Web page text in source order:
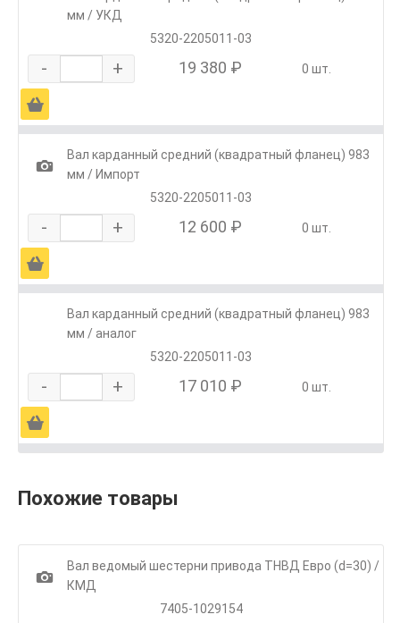
мм / УКД
5320-2205011-03
- + 19 380 ₽ 0 шт.
Ä
1
Вал карданный средний (квадратный фланец) 983
мм / Импорт
5320-2205011-03
- + 12 600 ₽ 0 шт.
Ä
Вал карданный средний (квадратный фланец) 983
мм / аналог
5320-2205011-03
- + 17 010 ₽ 0 шт.
Ä
Похожие товары
1
Вал ведомый шестерни привода ТНВД Евро (d=30) /
КМД
7405-1029154